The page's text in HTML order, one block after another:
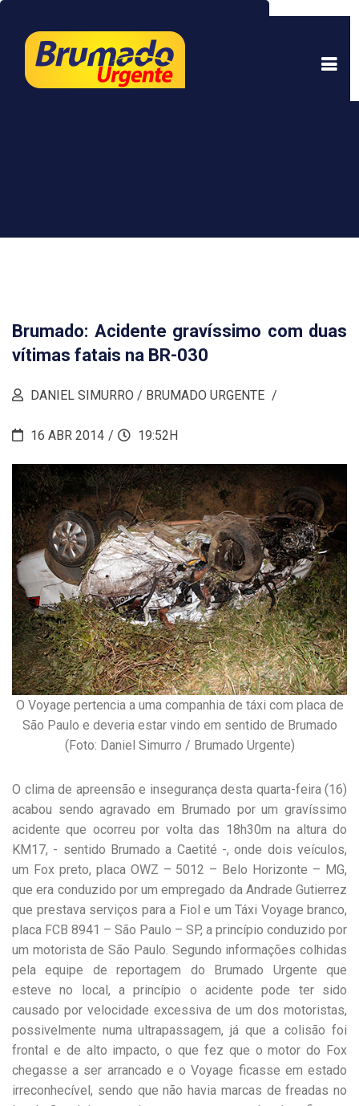
experiência. Ao continuar a navegar, você está
de acordo com isso.Saber mais.
Brumado: Acidente gravíssimo com duas
vítimas fatais na BR-030
DANIEL SIMURRO / BRUMADO URGENTE
16 ABR 2014 19:52H
O Voyage pertencia a uma companhia de táxi com placa de
São Paulo e deveria estar vindo em sentido de Brumado
(Foto: Daniel Simurro / Brumado Urgente)
O clima de apreensão e insegurança desta quarta-feira (16)
acabou sendo agravado em Brumado por um gravíssimo
acidente que ocorreu por volta das 18h30m na altura do
KM17, - sentido Brumado a Caetité -, onde dois veículos,
um Fox preto, placa OWZ – 5012 – Belo Horizonte – MG,
que era conduzido por um empregado da Andrade Gutierrez
que prestava serviços para a Fiol e um Táxi Voyage branco,
placa FCB 8941 – São Paulo – SP, a princípio conduzido por
um motorista de São Paulo. Segundo informações colhidas
pela equipe de reportagem do Brumado Urgente que
esteve no local, a princípio o acidente pode ter sido
causado por velocidade excessiva de um dos motoristas,
possivelmente numa ultrapassagem, já que a colisão foi
frontal e de alto impacto, o que fez que o motor do Fox
chegasse a ser arrancado e o Voyage ficasse em estado
irreconhecível, sendo que não havia marcas de freadas no